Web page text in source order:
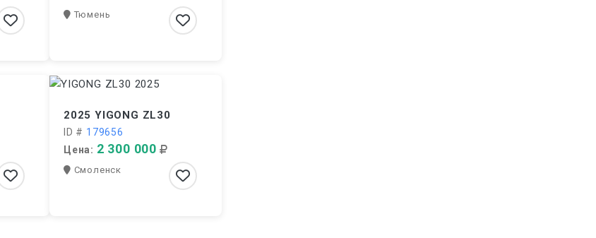
Тюмень
2025 YIGONG ZL30
ID # 179656
Цена: 2 300 000
Смоленск